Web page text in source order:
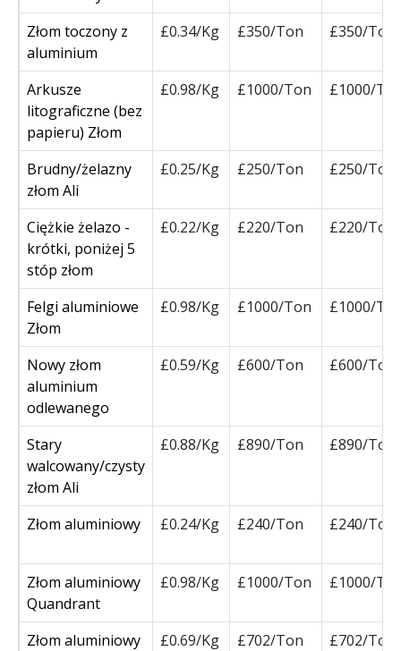
Złom toczony z
aluminium
£0.34/Kg £350/Ton £350/Ton
Arkusze
litograficzne (bez
papieru) Złom
£0.98/Kg £1000/Ton £1000/
Brudny/żelazny
złom Ali
£0.25/Kg £250/Ton £250/Ton
Ciężkie żelazo -
krótki, poniżej 5
stóp złom
£0.22/Kg £220/Ton £220/Ton
Felgi aluminiowe
Złom
£0.98/Kg £1000/Ton £1000/
Nowy złom
aluminium
odlewanego
£0.59/Kg £600/Ton £600/Ton
Stary
walcowany/czysty
złom Ali
£0.88/Kg £890/Ton £890/Ton
Złom aluminiowy £0.24/Kg £240/Ton £240/Ton
Złom aluminiowy
Quandrant
£0.98/Kg £1000/Ton £1000/
Złom aluminiowy £0.69/Kg £702/Ton £702/Ton